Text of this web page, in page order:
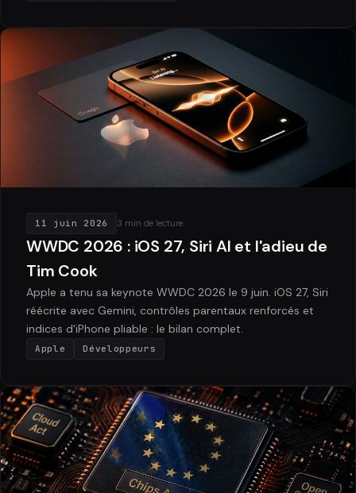
11 juin 2026 3 min de lecture
WWDC 2026 : iOS 27, Siri AI et l'adieu de
Tim Cook
Apple a tenu sa keynote WWDC 2026 le 9 juin. iOS 27, Siri
réécrite avec Gemini, contrôles parentaux renforcés et
indices d'iPhone pliable : le bilan complet.
Apple Développeurs